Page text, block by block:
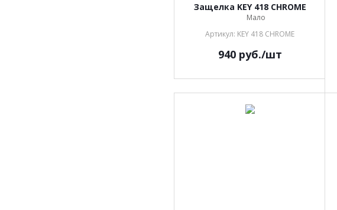
Защелка KEY 418 CHROME
Мало
Артикул: KEY 418 CHROME
940руб./шт